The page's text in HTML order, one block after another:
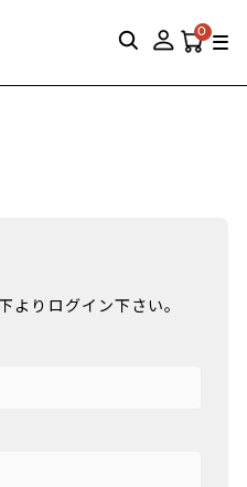
0
よりログイン下さい。